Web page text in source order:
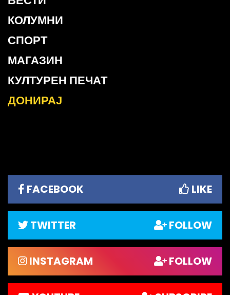
КОЛУМНИ
СПОРТ
МАГАЗИН
КУЛТУРЕН ПЕЧАТ
ДОНИРАЈ
FACEBOOK LIKE
TWITTER FOLLOW
INSTAGRAM FOLLOW